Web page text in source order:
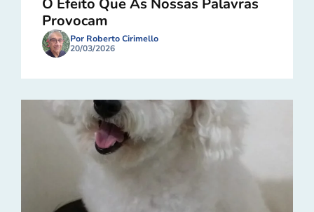
Provocam
Por Roberto Cirimello
20/03/2026